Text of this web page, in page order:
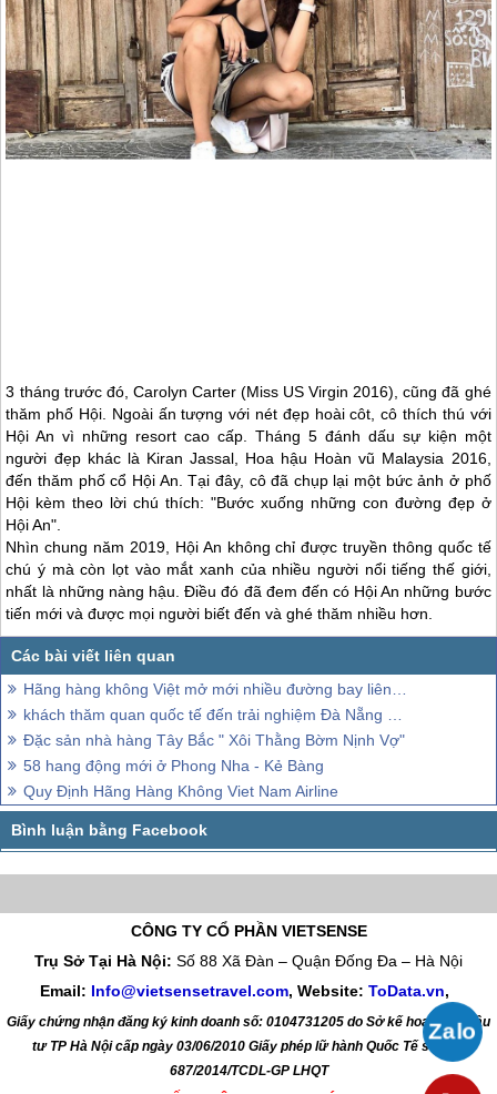
3 tháng trước đó, Carolyn Carter (Miss US Virgin 2016), cũng đã ghé
thăm phố Hội. Ngoài ấn tượng với nét đẹp hoài côt, cô thích thú với
Hội An vì những resort cao cấp. Tháng 5 đánh dấu sự kiện một
người đẹp khác là Kiran Jassal, Hoa hậu Hoàn vũ Malaysia 2016,
đến thăm phố cổ Hội An. Tại đây, cô đã chụp lại một bức ảnh ở phố
Hội kèm theo lời chú thích: "Bước xuống những con đường đẹp ở
Hội An".
Nhìn chung năm 2019, Hội An không chỉ được truyền thông quốc tế
chú ý mà còn lọt vào mắt xanh của nhiều người nổi tiếng thế giới,
nhất là những nàng hậu. Điều đó đã đem đến có Hội An những bước
tiến mới và được mọi người biết đến và ghé thăm nhiều hơn.
Hãng hàng không Việt mở mới nhiều đường bay liên kết hành trình Đà Nẵng
khách thăm quan quốc tế đến trải nghiệm Đà Nẵng bằng đường hàng không tăng mạnh
Đặc sản nhà hàng Tây Bắc " Xôi Thằng Bờm Nịnh Vợ"
58 hang động mới ở Phong Nha - Kẻ Bàng
Quy Định Hãng Hàng Không Viet Nam Airline
CÔNG TY CỔ PHẦN VIETSENSE
Trụ Sở Tại Hà Nội: Số 88 Xã Đàn – Quận Đống Đa – Hà Nội
Email: Info@vietsensetravel.com, Website: ToData.vn,
Giấy chứng nhận đăng ký kinh doanh số: 0104731205 do Sở kế hoạch và đầu
tư TP Hà Nội cấp ngày 03/06/2010 Giấy phép lữ hành Quốc Tế số: 01-
687/2014/TCDL-GP LHQT